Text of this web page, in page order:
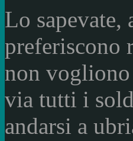
Lo sapevate,
preferiscono
non
via tutti i
andarsi a